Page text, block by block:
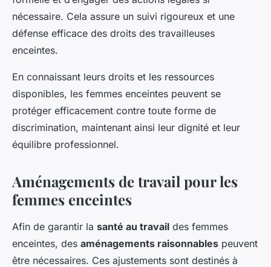
nécessaire. Cela assure un suivi rigoureux et une
défense efficace des droits des travailleuses
enceintes.
En connaissant leurs droits et les ressources
disponibles, les femmes enceintes peuvent se
protéger efficacement contre toute forme de
discrimination, maintenant ainsi leur dignité et leur
équilibre professionnel.
Aménagements de travail pour les
femmes enceintes
Afin de garantir la santé au travail des femmes
enceintes, des aménagements raisonnables peuvent
être nécessaires. Ces ajustements sont destinés à